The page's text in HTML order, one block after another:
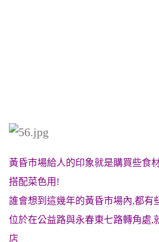
黃昏市場給人的印象就是購買些食
搭配菜色用!
誰會想到這幾年的黃昏市場內,都有
位於在公益路與永春東七路轉角處,
店